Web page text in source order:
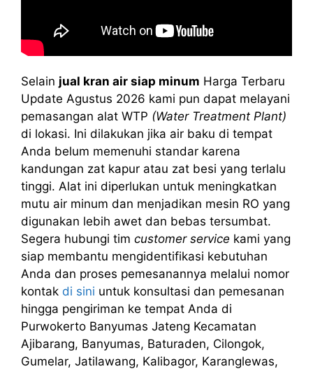
Selain jual kran air siap minum Harga Terbaru
Update Agustus 2026 kami pun dapat melayani
pemasangan alat WTP (Water Treatment Plant)
di lokasi. Ini dilakukan jika air baku di tempat
Anda belum memenuhi standar karena
kandungan zat kapur atau zat besi yang terlalu
tinggi. Alat ini diperlukan untuk meningkatkan
mutu air minum dan menjadikan mesin RO yang
digunakan lebih awet dan bebas tersumbat.
Segera hubungi tim customer service kami yang
siap membantu mengidentifikasi kebutuhan
Anda dan proses pemesanannya melalui nomor
kontak di sini untuk konsultasi dan pemesanan
hingga pengiriman ke tempat Anda di
Purwokerto Banyumas Jateng Kecamatan
Ajibarang, Banyumas, Baturaden, Cilongok,
Gumelar, Jatilawang, Kalibagor, Karanglewas,